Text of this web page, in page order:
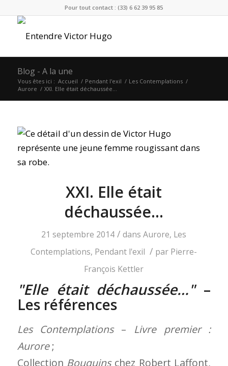
Pour tout contact : (33) 6 62 39 95 85
Blog - A la une
Vous êtes ici : Accueil / Pendant l'exil / Les Contemplations /
Aurore / XXI. Elle était déchaussée…
XXI. Elle était
déchaussée…
21 septembre 2014 / dansAurore, Les
Contemplations, Pendant l'exil / par Pierre-
François Kettler
Elle était déchaussée… –
Les références
Les Contemplations– Livre premier :
Aurore;
Collection Bouquinschez Robert Laffont,